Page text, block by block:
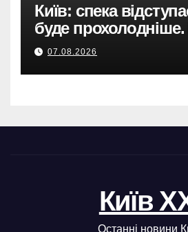
Київ: спека
буде
погоди
07.08.2026
Київ
Останні новини